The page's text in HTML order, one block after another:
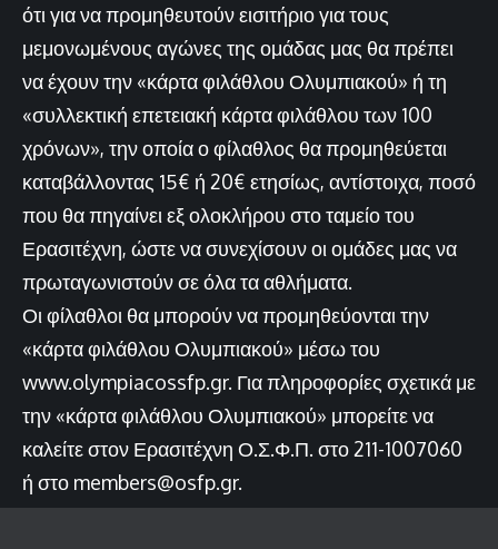
ότι για να προμηθευτούν εισιτήριο για τους
μεμονωμένους αγώνες της ομάδας μας θα πρέπει
να έχουν την «κάρτα φιλάθλου Ολυμπιακού» ή τη
«συλλεκτική επετειακή κάρτα φιλάθλου των 100
χρόνων», την οποία ο φίλαθλος θα προμηθεύεται
καταβάλλοντας 15€ ή 20€ ετησίως, αντίστοιχα, ποσό
που θα πηγαίνει εξ ολοκλήρου στο ταμείο του
Ερασιτέχνη, ώστε να συνεχίσουν οι ομάδες μας να
πρωταγωνιστούν σε όλα τα αθλήματα.
Οι φίλαθλοι θα μπορούν να προμηθεύονται την
«κάρτα φιλάθλου Ολυμπιακού» μέσω του
www.olympiacossfp.gr. Για πληροφορίες σχετικά με
την «κάρτα φιλάθλου Ολυμπιακού» μπορείτε να
καλείτε στον Ερασιτέχνη Ο.Σ.Φ.Π. στο 211-1007060
ή στο members@osfp.gr.